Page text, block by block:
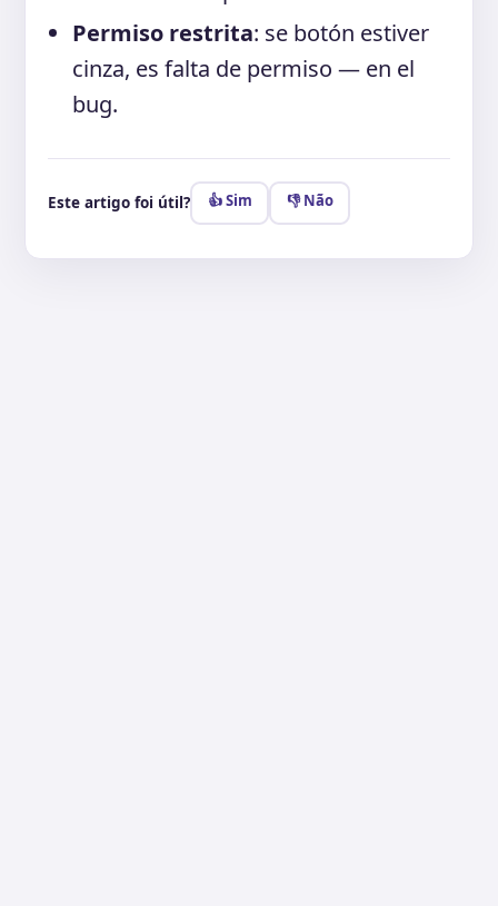
Permiso restrita: se botón estiver
cinza, es falta de permiso — en el
bug.
Este artigo foi útil? 👍 Sim 👎 Não